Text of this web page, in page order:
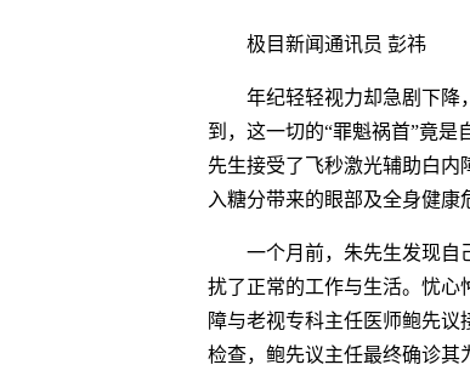
极目新闻通讯员 彭祎
年纪轻轻视力却急剧下降
到，这一切的“罪魁祸首”竟
先生接受了飞秒激光辅助白
入糖分带来的眼部及全身健康
一个月前，朱先生发现自
扰了正常的工作与生活。忧心
障与老视专科主任医师鲍先
检查，鲍先议主任最终确诊其